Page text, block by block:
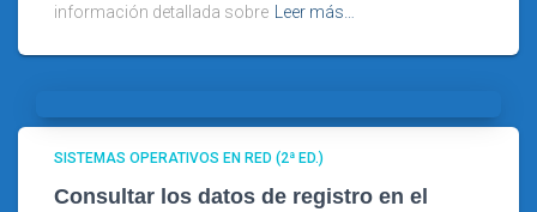
información detallada sobre Leer más…
SISTEMAS OPERATIVOS EN RED (2ª ED.)
Consultar los datos de registro en el